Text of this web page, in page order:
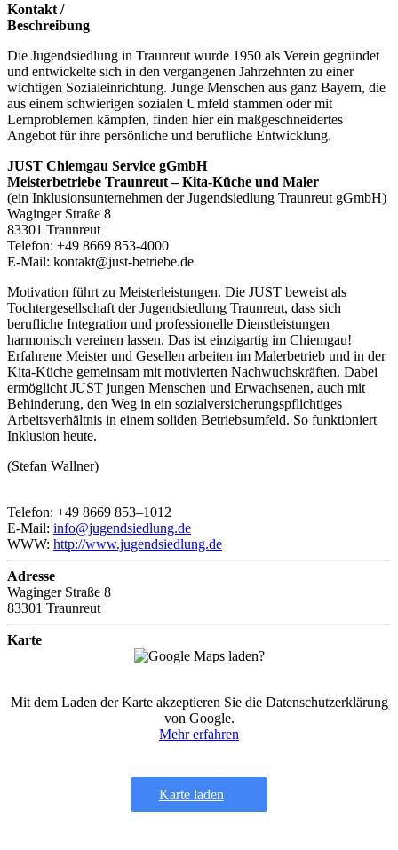
Kontakt /
Beschreibung
Die Jugendsiedlung in Traunreut wurde 1950 als Verein gegründet
und entwickelte sich in den vergangenen Jahrzehnten zu einer
wichtigen Sozialeinrichtung. Junge Menschen aus ganz Bayern, die
aus einem schwierigen sozialen Umfeld stammen oder mit
Lernproblemen kämpfen, finden hier ein maßgeschneidertes
Angebot für ihre persönliche und berufliche Entwicklung.
JUST Chiemgau Service gGmbH
Meisterbetriebe Traunreut – Kita-Küche und Maler
(ein Inklusionsunternehmen der Jugendsiedlung Traunreut gGmbH)
Waginger Straße 8
83301 Traunreut
Telefon: +49 8669 853-4000
E-Mail: kontakt@just-betriebe.de
Motivation führt zu Meisterleistungen. Die JUST beweist als
Tochtergesellschaft der Jugendsiedlung Traunreut, dass sich
berufliche Integration und professionelle Dienstleistungen
harmonisch vereinen lassen. Das ist einzigartig im Chiemgau!
Erfahrene Meister und Gesellen arbeiten im Malerbetrieb und in der
Kita-Küche gemeinsam mit motivierten Nachwuchskräften. Dabei
ermöglicht JUST jungen Menschen und Erwachsenen, auch mit
Behinderung, den Weg in ein sozialversicherungspflichtiges
Arbeitsverhältnis in einem soliden Betriebsumfeld. So funktioniert
Inklusion heute.
(Stefan Wallner)
Telefon: +49 8669 853–1012
E-Mail: info@jugendsiedlung.de
WWW: http://www.jugendsiedlung.de
Adresse
Waginger Straße 8
83301 Traunreut
Karte
Mit dem Laden der Karte akzeptieren Sie die Datenschutzerklärung
von Google.
Mehr erfahren
Karte laden